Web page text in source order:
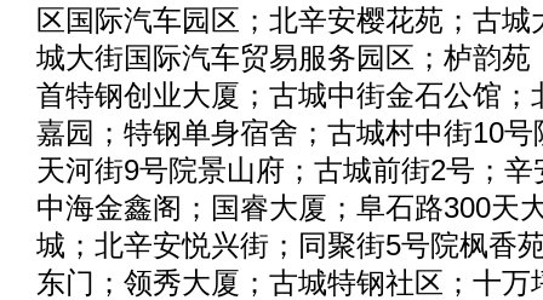
区国际汽车园区；北辛安樱花苑；古
城大街国际汽车贸易服务园区；栌韵苑
首特钢创业大厦；古城中街金石公馆；
嘉园；特钢单身宿舍；古城村中街10
天河街9号院景山府；古城前街2号；
中海金鑫阁；国睿大厦；阜石路300天
城；北辛安悦兴街；同聚街5号院枫香
东门；领秀大厦；古城特钢社区；十万